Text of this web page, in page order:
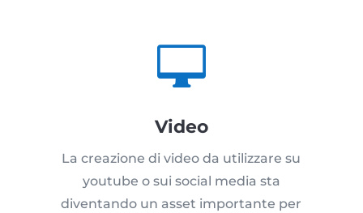

Video
La creazione di video da utilizzare su
youtube o sui social media sta
diventando un asset importante per